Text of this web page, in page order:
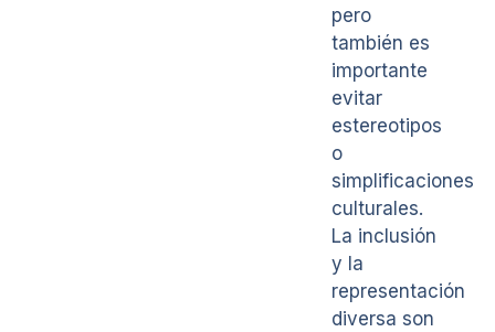
pero
también es
importante
evitar
estereotipos
o
simplificaciones
culturales.
La inclusión
y la
representación
diversa son